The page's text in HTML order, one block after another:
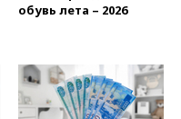
обувь лета – 2026